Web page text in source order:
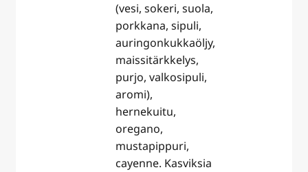
(vesi, sokeri, suola,
porkkana, sipuli,
auringonkukkaöljy,
maissitärkkelys,
purjo, valkosipuli,
aromi),
hernekuitu,
oregano,
mustapippuri,
cayenne. Kasviksia